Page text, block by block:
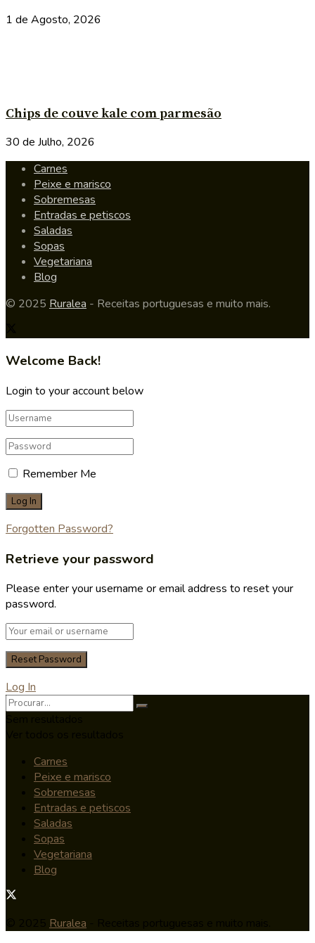
1 de Agosto, 2026
Chips de couve kale com parmesão
30 de Julho, 2026
Carnes
Peixe e marisco
Sobremesas
Entradas e petiscos
Saladas
Sopas
Vegetariana
Blog
© 2025 Ruralea - Receitas portuguesas e muito mais.
Welcome Back!
Login to your account below
Remember Me
Forgotten Password?
Retrieve your password
Please enter your username or email address to reset your
password.
Log In
Carnes
Peixe e marisco
Sobremesas
Entradas e petiscos
Saladas
Sopas
Vegetariana
Blog
Ruralea